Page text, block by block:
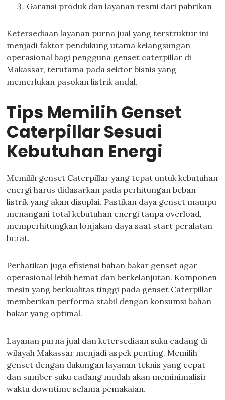
Garansi produk dan layanan resmi dari pabrikan
Ketersediaan layanan purna jual yang terstruktur ini
menjadi faktor pendukung utama kelangsungan
operasional bagi pengguna genset caterpillar di
Makassar, terutama pada sektor bisnis yang
memerlukan pasokan listrik andal.
Tips Memilih Genset
Caterpillar Sesuai
Kebutuhan Energi
Memilih genset Caterpillar yang tepat untuk kebutuhan
energi harus didasarkan pada perhitungan beban
listrik yang akan disuplai. Pastikan daya genset mampu
menangani total kebutuhan energi tanpa overload,
memperhitungkan lonjakan daya saat start peralatan
berat.
Perhatikan juga efisiensi bahan bakar genset agar
operasional lebih hemat dan berkelanjutan. Komponen
mesin yang berkualitas tinggi pada genset Caterpillar
memberikan performa stabil dengan konsumsi bahan
bakar yang optimal.
Layanan purna jual dan ketersediaan suku cadang di
wilayah Makassar menjadi aspek penting. Memilih
genset dengan dukungan layanan teknis yang cepat
dan sumber suku cadang mudah akan meminimalisir
waktu downtime selama pemakaian.